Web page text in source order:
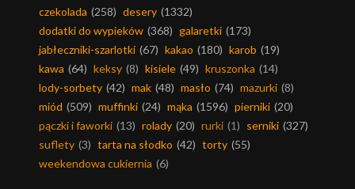
czekolada (258) desery (1332)
dodatki do wypieków (368) galaretki (173)
jabłeczniki-szarlotki (67) kakao (180) karob (19)
kawa (64) keksy (8) kisiele (49) kruszonka (14)
lody-sorbety (42) mak (48) masło (74) mazurki (8)
miód (509) muffinki (24) mąka (1596) pierniki (20)
pączki i faworki (13) rolady (20) rurki (1) serniki (327)
suflety (3) tarta na słodko (42) torty (55)
weekendowa cukiernia (6)